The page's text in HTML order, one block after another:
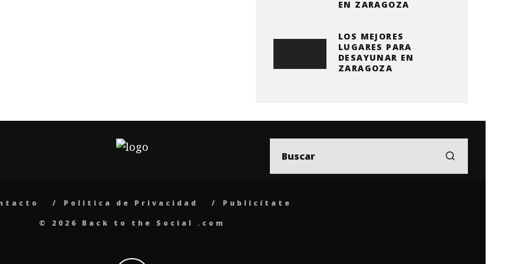
EN ZARAGOZA
LOS MEJORES
LUGARES PARA
DESAYUNAR EN
ZARAGOZA
Politica de Privacidad
Publicítate
© 2026 Back to the Social .com